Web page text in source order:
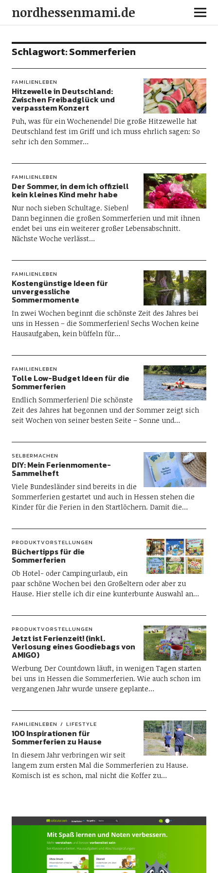
nordhessenmami.de
Schlagwort:Sommerferien
FAMILIENLEBEN
Hitzewelle in Deutschland:
Zwischen Freibadglück und
verpasstem Konzert
Puh, was für ein Wochenende! Die große Hitzewelle hat
Deutschland fest im Griff und ich muss ehrlich sagen: So
sehr ich den Sommer…
FAMILIENLEBEN
Der Sommer, in dem ich offiziell
kein kleines Kind mehr habe
Nur noch sieben Schultage. Sieben!
Dann beginnen die großen Sommerferien und mit ihnen
endet bei uns ein weiterer großer Lebensabschnitt.
Nächste Woche verlässt…
FAMILIENLEBEN
Kostengünstige Ideen für
unvergessliche
Sommermomente
In zwei Wochen beginnt die schönste Zeit des Jahres bei
uns in Hessen – die Sommerferien! Sechs Wochen keine
Hausaufgaben, kein büffeln für…
FAMILIENLEBEN
Tolle Low-Budget Ideen für die
Sommerferien
Endlich Sommerferien! Die schönste
Zeit des Jahres hat begonnen und der Sommer zeigt sich
seit Wochen von seiner besten Seite – Sonne und…
SELBERMACHEN
DIY: Mein Ferienmomente-
Sammelheft
Viele Bundesländer sind bereits in die
Sommerferien gestartet und auch in Hessen stehen die
Kinder für die Ferien in den Startlöchern. Damit die…
PRODUKTVORSTELLUNGEN
Büchertipps für die
Sommerferien
Ob Hotel- oder Campingurlaub, ein
paar schöne Wochen bei den Großeltern oder aber zu
Hause. Hier stelle ich dir eine kunterbunte Auswahl an…
PRODUKTVORSTELLUNGEN
Jetzt ist Ferienzeit! (inkl.
Verlosung eines Goodiebags von
AMIGO)
Werbung Der Countdown läuft, in wenigen Tagen starten
bei uns in Hessen die Sommerferien. Wie auch schon im
vergangenen Jahr wurde unsere geplante…
FAMILIENLEBEN LIFESTYLE
100 Inspirationen für
Sommerferien zu Hause
In diesem Jahr verbringen wir seit
langem zum ersten Mal die Sommerferien zu Hause.
Komisch ist es schon, mal nicht die Koffer zu…